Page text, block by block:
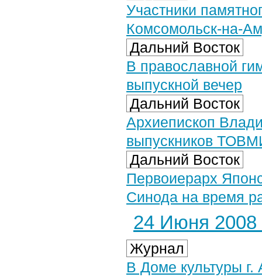
Участники
Комсомольск-на-
Дальний Восток
В православной
выпускной вечер
Дальний Восток
Архиепископ
выпускников
Дальний Восток
Первоиерарх
Синода на время
24 Июня 2008
Журнал
В Доме культуры г.